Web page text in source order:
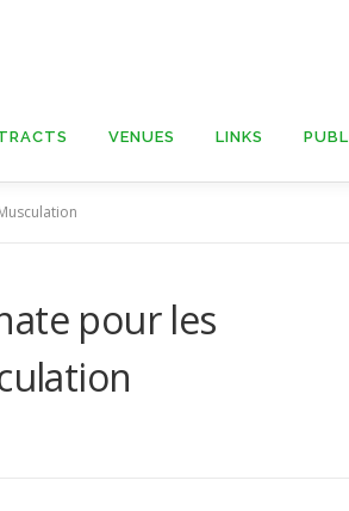
VENUES LINKS
pour les